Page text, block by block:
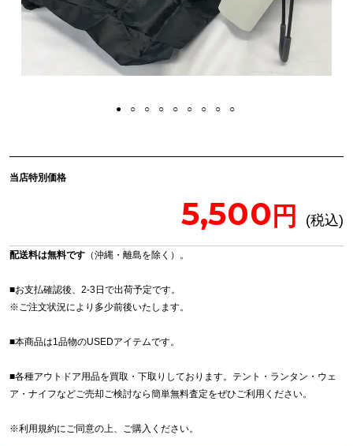
当店特別価格
5,500
配送料は無料です （沖縄・離島を除く）。
■お支払確認後、2-3日で出荷予定です。
※ご注文状況により多少前後いたします。
■本商品は1品物のUSEDアイテムです。
■各種アウトドア用品を買取・下取りしております。テント・ランタン・ウェ
ア・ナイフなどご売却ご検討なら簡単無料査定をぜひご利用ください。
※利用規約にご同意の上、ご購入ください。